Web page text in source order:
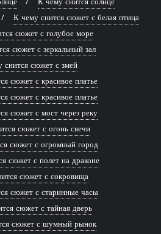
К чему снится сюжет с белая птица
сюжет с голубое море
сюжет с зеркальный зал
снится сюжет с змей
сюжет с красивое платье
сюжет с красивое платье
сюжет с мост через реку
сюжет с огонь свечи
сюжет с огромный город
сюжет с полет на драконе
сюжет с сокровища
сюжет с старинные часы
сюжет с тайная дверь
сюжет с шумный рынок